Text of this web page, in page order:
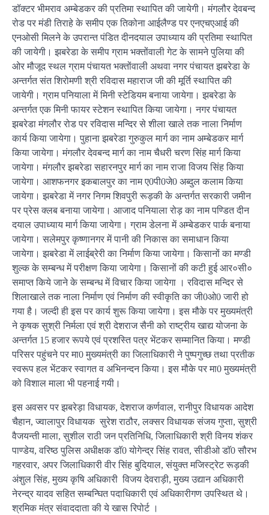
डॉक्टर भीमराव अम्बेडकर की प्रतिमा स्थापित की जायेगी। मंगलौर देवबन्द
रोड पर मंडी तिराहे के समीप एक तिकोना आईलैण्ड पर एनएचएआई की
एनओसी मिलने के उपरान्त पंडित दीनदयाल उपाध्याय की प्रतिमा स्थापित
की जायेगी। झबरेडा के समीप ग्राम भक्तोंवाली गेट के सामने पुलिया की
ओर मौजूद स्थल ग्राम पंचायत भक्तोंवाली अथवा नगर पंचायत झबरेडा के
अन्तर्गत संत शिरोमणी श्री रविदास महाराज जी की मूर्ति स्थापित की
जायेगी। ग्राम पनियाला में मिनी स्टेडियम बनाया जायेगा। झबरेडा के
अन्तर्गत एक मिनी फायर स्टेशन स्थापित किया जायेगा। नगर पंचायत
झबरेडा मंगलौर रोड पर रविदास मन्दिर से शीला खाले तक नाला निर्माण
कार्य किया जायेगा। पुहाना झबरेडा गुरुकुल मार्ग का नाम अम्बेडकर मार्ग
किया जायेगा। मंगलौर देवबन्द मार्ग का नाम चैधरी चरण सिंह मार्ग किया
जायेगा। मंगलौर झबरेडा सहारनपुर मार्ग का नाम राजा विजय सिंह किया
जायेगा। आशफनगर इकबालपुर का नाम ए0पी0जे0 अब्दुल कलाम किया
जायेगा। झबरेडा में नगर निगम शिवपुरी रूड़की के अन्तर्गत सरकारी जमीन
पर प्रेस क्लब बनाया जायेगा। आजाद पनियाला रोड़ का नाम पण्डित दीन
दयाल उपाध्याय मार्ग किया जायेगा। ग्राम डेलना में अम्बेडकर पार्क बनाया
जायेगा। सलेमपुर कृष्णानगर में पानी की निकास का समाधान किया
जायेगा। झबरेडा में लाईब्रेरी का निर्माण किया जायेगा। किसानों का मण्डी
शुल्क के सम्बन्ध में परीक्षण किया जायेगा। किसानों की कटी हुई आर०सी०
समाप्त किये जाने के सम्बन्ध में विचार किया जायेगा । रविदास मन्दिर से
शिलाखाले तक नाला निर्माण एवं निर्माण की स्वीकृति का जी0ओ0 जारी हो
गया है। जल्दी ही इस पर कार्य शुरू किया जायेगा। इस मौके पर मुख्यमंत्री
ने कृषक सुश्री निर्मला एवं श्री देशराज सैनी को राष्ट्रीय खाद्य योजना के
अन्तर्गत 15 हजार रूपये एवं प्रशस्ति पत्र भेंटकर सम्मानित किया। मण्डी
परिसर पहुंचने पर मा0 मुख्यमंत्री का जिलाधिकारी ने पुष्पगुच्छ तथा प्रतीक
स्वरूप हल भेंटकर स्वागत व अभिनन्दन किया। इस मौके पर मा0 मुख्यमंत्री
को विशाल माला भी पहनाई गयी।
इस अवसर पर झबरेड़ा विधायक, देशराज कर्णवाल, रानीपुर विधायक आदेश
चैहान, ज्वालापुर विधायक सुरेश राठौर, लक्सर विधायक संजय गुप्ता, सुश्री
वैजयन्ती माला, सुशील राठी जन प्रतिनिधि, जिलाधिकारी श्री विनय शंकर
पाण्डेय, वरिष्ठ पुलिस अधीक्षक डाॅ0 योगेन्द्र सिंह रावत, सीडीओ डाॅ0 सौरभ
गहरवार, अपर जिलाधिकारी वीर सिंह बुदियाल, संयुक्त मजिस्ट्रेट रूड़की
अंशुल सिंह, मुख्य कृषि अधिकारी विजय देवराड़ी, मुख्य उद्यान अधिकारी
नेरन्द्र यादव सहित सम्बन्घित पदाधिकारी एवं अधिकारीगण उपस्थित थे।
श्रमिक मंत्र संवाददाता की ये खास रिपोर्ट ।